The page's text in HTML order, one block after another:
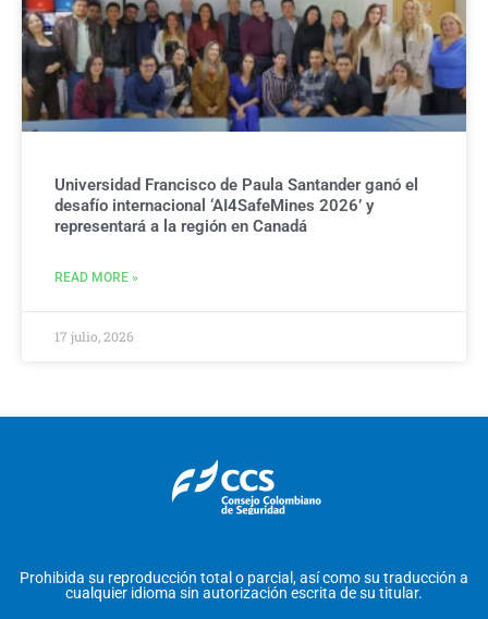
Universidad Francisco de Paula Santander ganó el
desafío internacional ‘AI4SafeMines 2026’ y
representará a la región en Canadá
READ MORE »
17 julio, 2026
Prohibida su reproducción total o parcial, así como su traducción a
cualquier idioma sin autorización escrita de su titular.